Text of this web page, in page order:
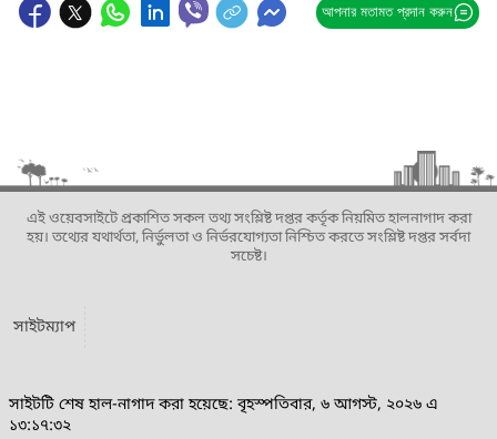
আপনার মতামত প্রদান করুন
এই ওয়েবসাইটে প্রকাশিত সকল তথ্য সংশ্লিষ্ট দপ্তর কর্তৃক নিয়মিত হালনাগাদ করা
হয়। তথ্যের যথার্থতা, নির্ভুলতা ও নির্ভরযোগ্যতা নিশ্চিত করতে সংশ্লিষ্ট দপ্তর সর্বদা
সচেষ্ট।
সাইটম্যাপ
সাইটটি শেষ হাল-নাগাদ করা হয়েছে: বৃহস্পতিবার, ৬ আগস্ট, ২০২৬ এ
১৩:১৭:৩২